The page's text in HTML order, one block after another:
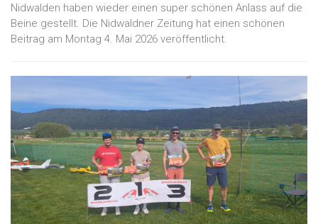
Nidwalden haben wieder einen super schönen Anlass auf die
Beine gestellt. Die Nidwaldner Zeitung hat einen schönen
Beitrag am Montag 4. Mai 2026 veröffentlicht.